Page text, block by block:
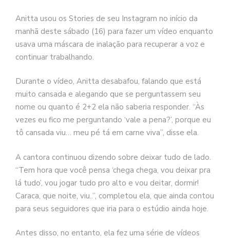
Anitta usou os Stories de seu Instagram no início da
manhã deste sábado (16) para fazer um vídeo enquanto
usava uma máscara de inalação para recuperar a voz e
continuar trabalhando.
Durante o vídeo, Anitta desabafou, falando que está
muito cansada e alegando que se perguntassem seu
nome ou quanto é 2+2 ela não saberia responder. “Às
vezes eu fico me perguntando ‘vale a pena?’, porque eu
tô cansada viu… meu pé tá em carne viva”, disse ela.
A cantora continuou dizendo sobre deixar tudo de lado.
“Tem hora que você pensa ‘chega chega, vou deixar pra
lá tudo’, vou jogar tudo pro alto e vou deitar, dormir!
Caraca, que noite, viu..”, completou ela, que ainda contou
para seus seguidores que iria para o estúdio ainda hoje.
Antes disso, no entanto, ela fez uma série de vídeos